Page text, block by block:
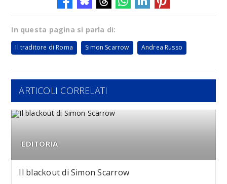
In questa pagina si parla di:
Il traditore di Roma Simon Scarrow Andrea Russo
ARTICOLI CORRELATI
EDITORIA
Il blackout di Simon Scarrow